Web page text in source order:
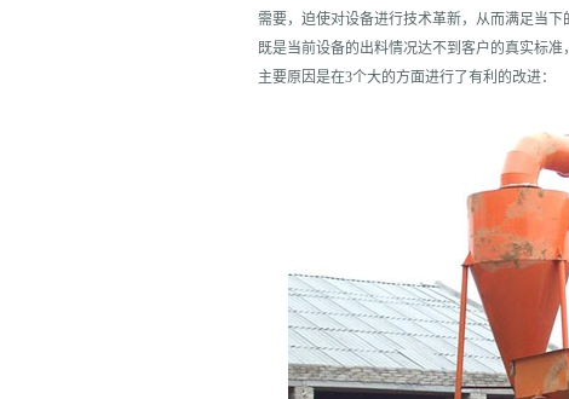
需要，迫使对设备进行技术革新，从而满足当
既是当前设备的出料情况达不到客户的真实标
主要原因是在3个大的方面进行了有利的改进：